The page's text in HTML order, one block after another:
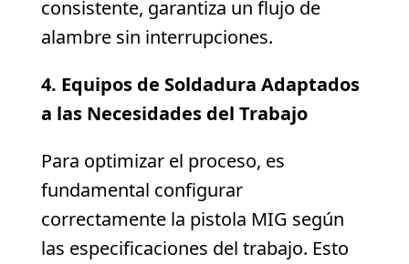
consistente, garantiza un flujo de
alambre sin interrupciones.
4. Equipos de Soldadura Adaptados
a las Necesidades del Trabajo
Para optimizar el proceso, es
fundamental configurar
correctamente la pistola MIG según
las especificaciones del trabajo. Esto